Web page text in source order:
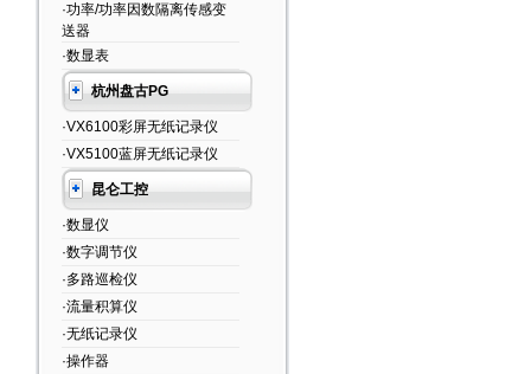
·功率/功率因数隔离传感变
送器
·数显表
杭州盘古PG
·VX6100彩屏无纸记录仪
·VX5100蓝屏无纸记录仪
昆仑工控
·数显仪
·数字调节仪
·多路巡检仪
·流量积算仪
·无纸记录仪
·操作器